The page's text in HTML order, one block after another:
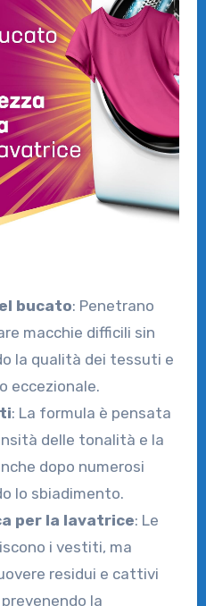
bucato: Penetrano
macchie difficili sin
la qualità dei tessuti e
eccezionale.
: La formula è pensata
delle tonalità e la
dopo numerosi
lo sbiadimento.
per la lavatrice: Le
i vestiti, ma
residui e cattivi
la